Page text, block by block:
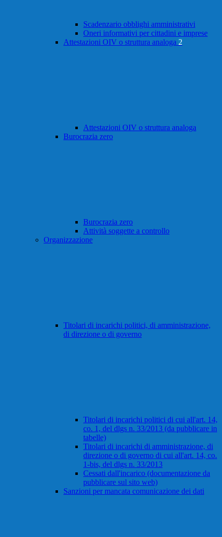
Scadenzario obblighi amministrativi
Oneri informativi per cittadini e imprese
Attestazioni OIV o struttura analoga 2
Attestazioni OIV o struttura analoga
Burocrazia zero
Burocrazia zero
Attività soggette a controllo
Organizzazione
Titolari di incarichi politici, di amministrazione,
di direzione o di governo
Titolari di incarichi politici di cui all'art. 14,
co. 1, del dlgs n. 33/2013 (da pubblicare in
tabelle)
Titolari di incarichi di amministrazione, di
direzione o di governo di cui all'art. 14, co.
1-bis, del dlgs n. 33/2013
Cessati dall'incarico (documentazione da
pubblicare sul sito web)
Sanzioni per mancata comunicazione dei dati